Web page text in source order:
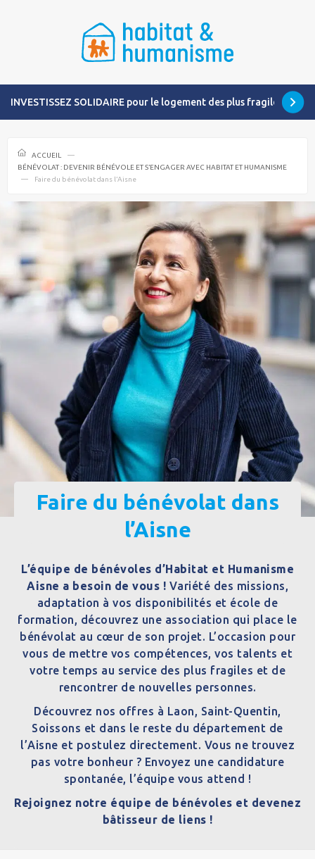
INVESTISSEZ SOLIDAIRE pour le logement des plus fragiles
ACCUEIL
BÉNÉVOLAT : DEVENIR BÉNÉVOLE ET S’ENGAGER AVEC HABITAT ET HUMANISME
Faire du bénévolat dans l’Aisne
Faire du bénévolat dans
l’Aisne
L’équipe de bénévoles d’Habitat et Humanisme
Aisne a besoin de vous ! Variété des missions,
adaptation à vos disponibilités et école de
formation, découvrez une association qui place le
bénévolat au cœur de son projet. L’occasion pour
vous de mettre vos compétences, vos talents et
votre temps au service des plus fragiles et de
rencontrer de nouvelles personnes.
Découvrez nos offres à Laon, Saint-Quentin,
Soissons et dans le reste du département de
l’Aisne et postulez directement. Vous ne trouvez
pas votre bonheur ? Envoyez une candidature
spontanée, l’équipe vous attend !
Rejoignez notre équipe de bénévoles et devenez
bâtisseur de liens !